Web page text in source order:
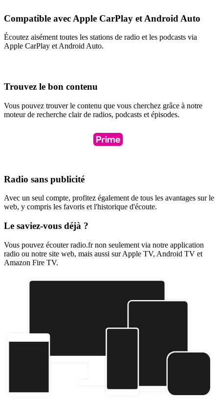
Compatible avec Apple CarPlay et Android Auto
Écoutez aisément toutes les stations de radio et les podcasts via
Apple CarPlay et Android Auto.
Trouvez le bon contenu
Vous pouvez trouver le contenu que vous cherchez grâce à notre
moteur de recherche clair de radios, podcasts et épisodes.
Radio sans publicité
Avec un seul compte, profitez également de tous les avantages sur le
web, y compris les favoris et l'historique d'écoute.
Le saviez-vous déjà ?
Vous pouvez écouter radio.fr non seulement via notre application
radio ou notre site web, mais aussi sur Apple TV, Android TV et
Amazon Fire TV.